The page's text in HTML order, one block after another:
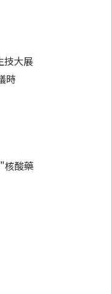
技大展
時
核酸藥